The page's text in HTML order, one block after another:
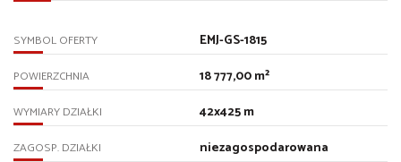
SYMBOL OFERTY EMJ-GS-1815
POWIERZCHNIA 18 777,00 m²
WYMIARY DZIAŁKI 42x425 m
ZAGOSP. DZIAŁKI niezagospodarowana